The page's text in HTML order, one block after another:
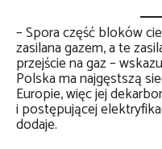
– Spora część bloków
zasilana gazem, a te
przejście na gaz –
Polska ma najgęstszą
Europie, więc jej
i postępującej
dodaje.